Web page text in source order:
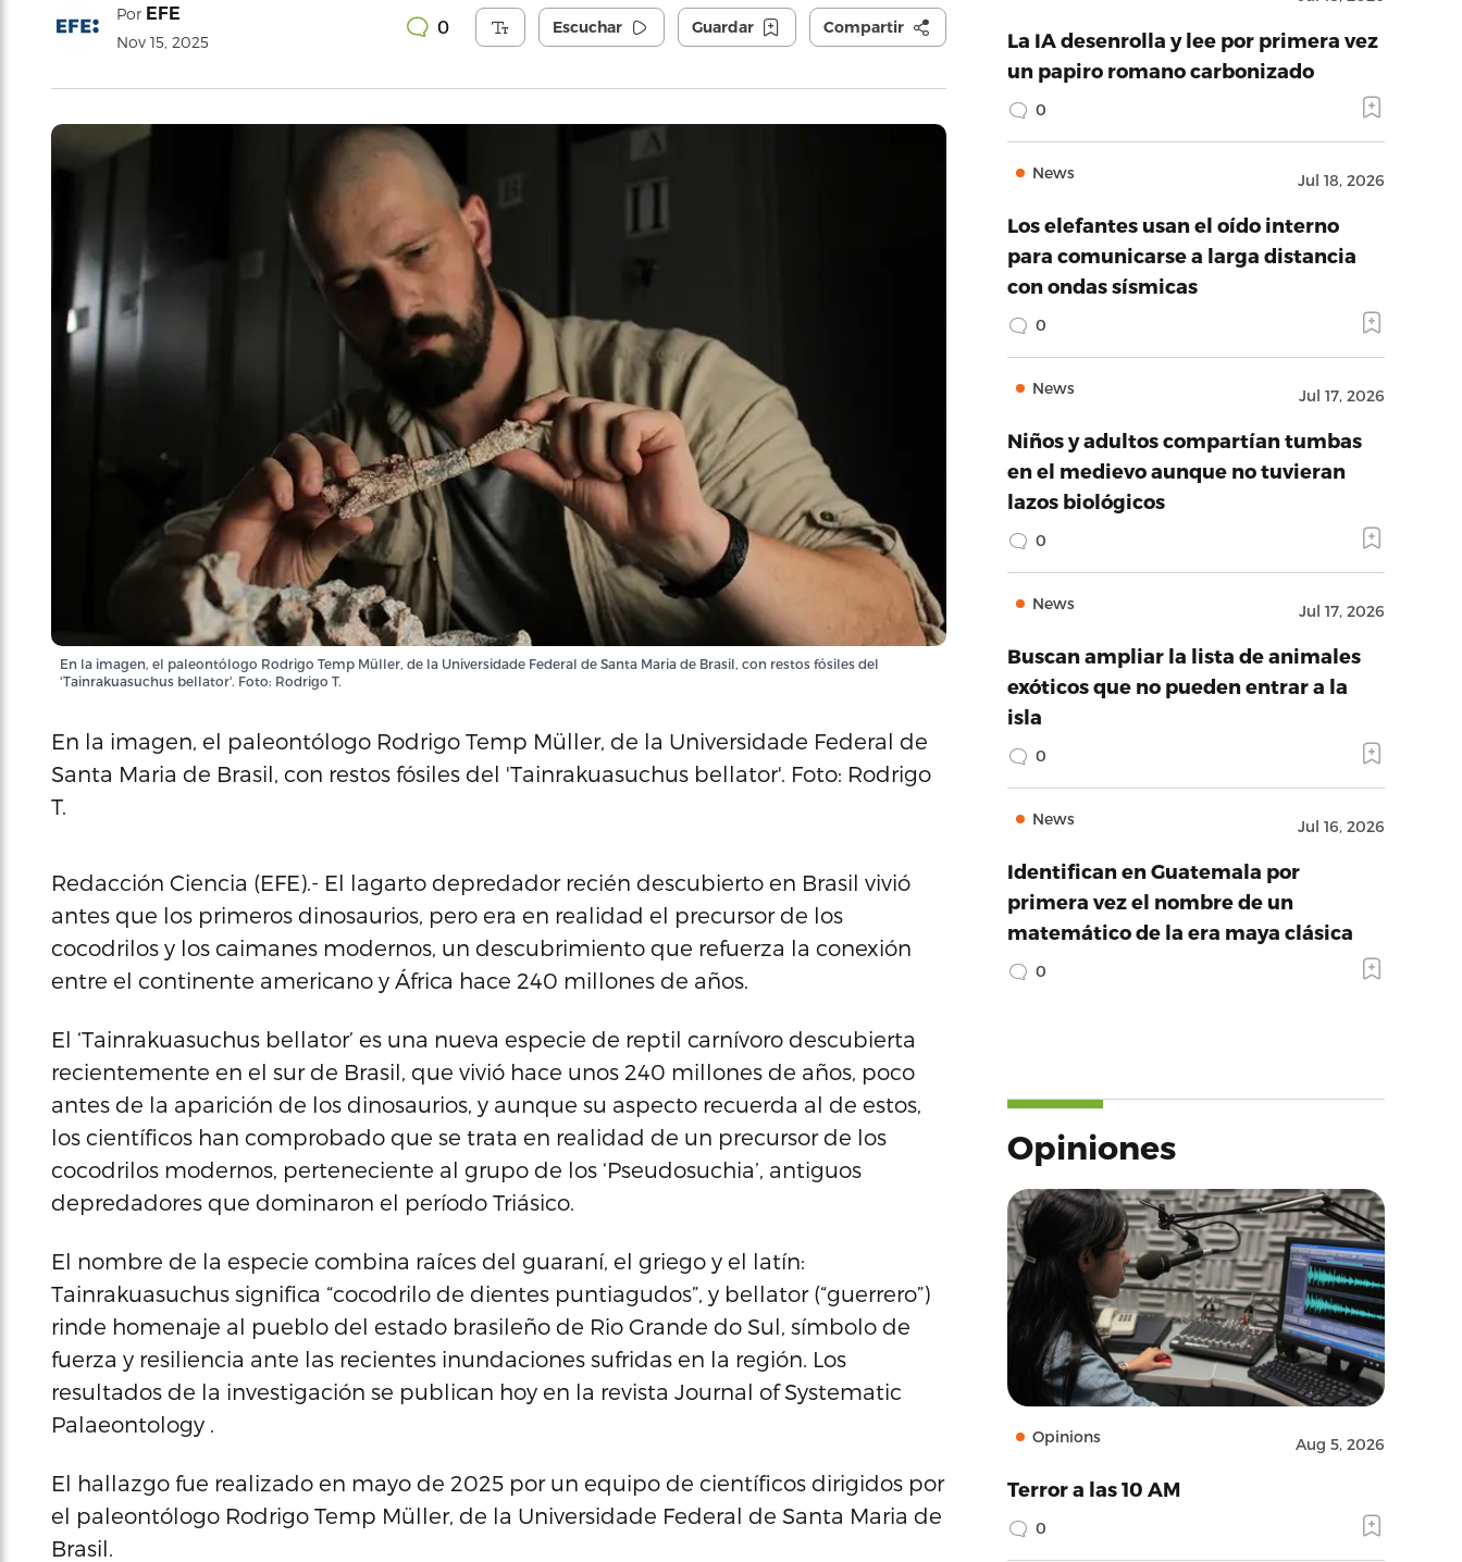
Por EFE
Nov 15, 2025
0 Escuchar Guardar Compartir
En la imagen, el paleontólogo Rodrigo Temp Müller, de la Universidade Federal de Santa Maria de Brasil, con restos fósiles del
'Tainrakuasuchus bellator'. Foto: Rodrigo T.
En la imagen, el paleontólogo Rodrigo Temp Müller, de la Universidade Federal de
Santa Maria de Brasil, con restos fósiles del 'Tainrakuasuchus bellator'. Foto: Rodrigo
T.
Redacción Ciencia (EFE).- El lagarto depredador recién descubierto en Brasil vivió
antes que los primeros dinosaurios, pero era en realidad el precursor de los
cocodrilos y los caimanes modernos, un descubrimiento que refuerza la conexión
entre el continente americano y África hace 240 millones de años.
El ‘Tainrakuasuchus bellator’ es una nueva especie de reptil carnívoro descubierta
recientemente en el sur de Brasil, que vivió hace unos 240 millones de años, poco
antes de la aparición de los dinosaurios, y aunque su aspecto recuerda al de estos,
los científicos han comprobado que se trata en realidad de un precursor de los
cocodrilos modernos, perteneciente al grupo de los ‘Pseudosuchia’, antiguos
depredadores que dominaron el período Triásico.
El nombre de la especie combina raíces del guaraní, el griego y el latín:
Tainrakuasuchus significa “cocodrilo de dientes puntiagudos”, y bellator (“guerrero”)
rinde homenaje al pueblo del estado brasileño de Rio Grande do Sul, símbolo de
fuerza y resiliencia ante las recientes inundaciones sufridas en la región. Los
resultados de la investigación se publican hoy en la revista Journal of Systematic
Palaeontology .
El hallazgo fue realizado en mayo de 2025 por un equipo de científicos dirigidos por
el paleontólogo Rodrigo Temp Müller, de la Universidade Federal de Santa Maria de
Brasil.
La IA desenrolla y lee por primera vez
un papiro romano carbonizado
0
News Jul 18, 2026
Los elefantes usan el oído interno
para comunicarse a larga distancia
con ondas sísmicas
0
News Jul 17, 2026
Niños y adultos compartían tumbas
en el medievo aunque no tuvieran
lazos biológicos
0
News Jul 17, 2026
Buscan ampliar la lista de animales
exóticos que no pueden entrar a la
isla
0
News Jul 16, 2026
Identifican en Guatemala por
primera vez el nombre de un
matemático de la era maya clásica
0
Opiniones
Opinions Aug 5, 2026
Terror a las 10 AM
0